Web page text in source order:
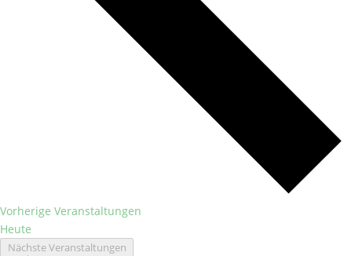
Vorherige Veranstaltungen
Heute
NächsteVeranstaltungen